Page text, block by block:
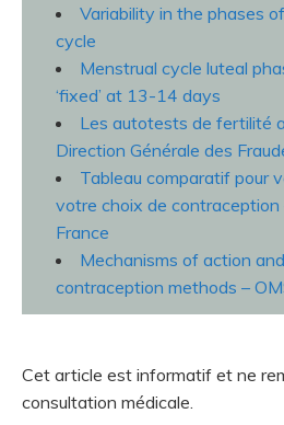
Variability in the phases
cycle
Menstrual cycle luteal
‘fixed’ at 13-14 days
Les autotests de fertilité
Direction Générale des
Tableau comparatif pour
votre choix de contraception
France
Mechanisms of action
contraception methods –
Cet article est informatif et ne
consultation médicale.